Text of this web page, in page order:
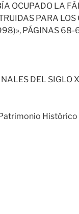
OCUPADO LA
PARA LOS
PÁGINAS
DEL SIGLO